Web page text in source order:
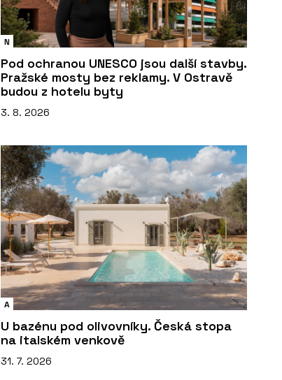
N
Pod ochranou UNESCO jsou další stavby.
Pražské mosty bez reklamy. V Ostravě
budou z hotelu byty
3. 8. 2026
A
U bazénu pod olivovníky. Česká stopa
na italském venkově
31. 7. 2026